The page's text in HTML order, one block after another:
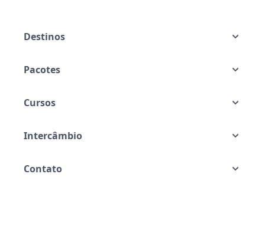
Destinos
Pacotes
Cursos
Intercâmbio
Contato